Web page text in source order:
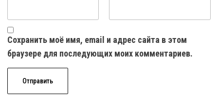
Сохранить моё имя, email и адрес сайта в этом
браузере для последующих моих комментариев.